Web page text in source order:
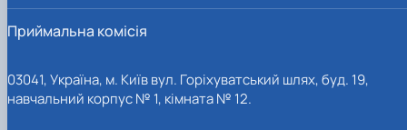
Приймальна комісія
03041, Україна, м. Київ вул. Горіхуватський шлях, буд. 19,
навчальний корпус № 1, кімната № 12.